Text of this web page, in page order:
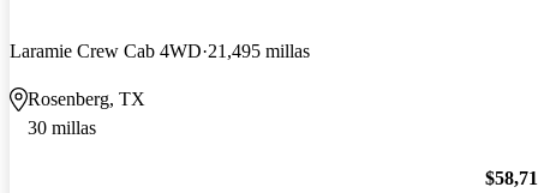
Laramie Crew Cab 4WD 21,495 millas
Rosenberg, TX
30 millas